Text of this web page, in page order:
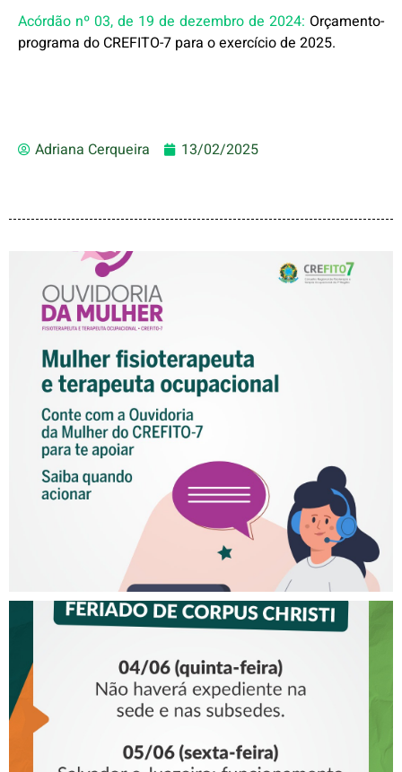
Acórdão nº 03, de 19 de dezembro de 2024: Orçamento-
programa do CREFITO-7 para o exercício de 2025.
Adriana Cerqueira 13/02/2025
Mulher fisioterapeuta e
terapeuta ocupacional –
Conte com a Ouvidoria da
Mulher do CREFITO-7 para te
apoiar!
CORPUS CHRISTI